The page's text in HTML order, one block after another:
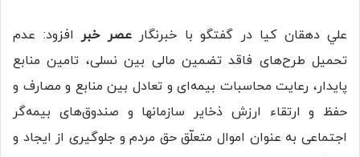
علي دهقان كيا در گفتگو با خبرنگارعصر خبر
افزود: عدم
تحمیل طرح‌های فاقد تضمین مالی بین نسلی، تامین منابع
پایدار، رعایت محاسبات بیمه‌ای و تعادل بین منابع و مصارف و
حفظ و ارتقاء ارزش ذخایر سازمانها و صندوق‌های بیمه‌گر
اجتماعی به عنوان اموال متعلّق حق مردم و جلوگیری از ایجاد و